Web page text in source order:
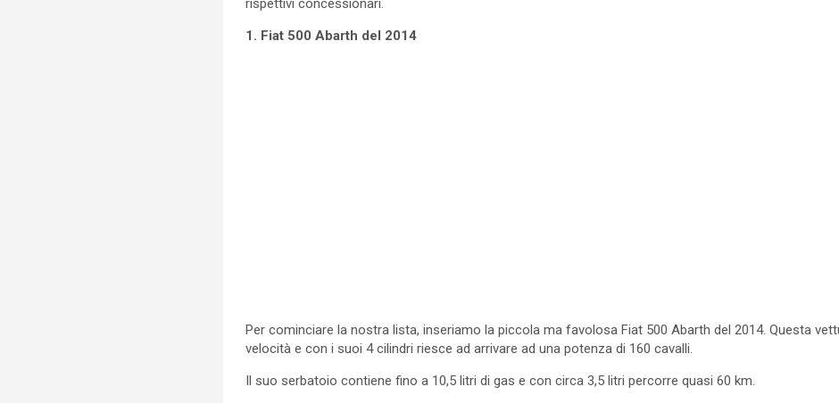
rispettivi concessionari.
1. Fiat 500 Abarth del 2014
Per cominciare la nostra lista, inseriamo la piccola ma favolosa Fiat 500 Abarth del 2014. Questa
velocità e con i suoi 4 cilindri riesce ad arrivare ad una potenza di 160 cavalli.
Il suo serbatoio contiene fino a 10,5 litri di gas e con circa 3,5 litri percorre quasi 60 km.